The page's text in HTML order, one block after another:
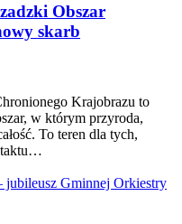
Obszar
skarb
Krajobrazu to
w którym przyroda,
To teren dla tych,